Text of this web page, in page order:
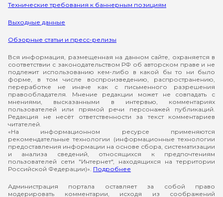
Технические требования к баннерным позициям
Выходные данные
Обзорные статьи и пресс-релизы
Вся информация, размещенная на данном сайте, охраняется в
соответствии с законодательством РФ об авторском праве и не
подлежит использованию кем-либо в какой бы то ни было
форме, в том числе воспроизведению, распространению,
переработке не иначе как с письменного разрешения
правообладателя. Мнение редакции может не совпадать с
мнениями, высказанными в интервью, комментариях
пользователей или прямой речи персонажей публикаций.
Редакция не несёт ответственности за текст комментариев
читателей.
«На информационном ресурсе применяются
рекомендательные технологии (информационные технологии
предоставления информации на основе сбора, систематизации
и анализа сведений, относящихся к предпочтениям
пользователей сети "Интернет", находящихся на территории
Российской Федерации)». Подробнее
Администрация портала оставляет за собой право
модерировать комментарии, исходя из соображений